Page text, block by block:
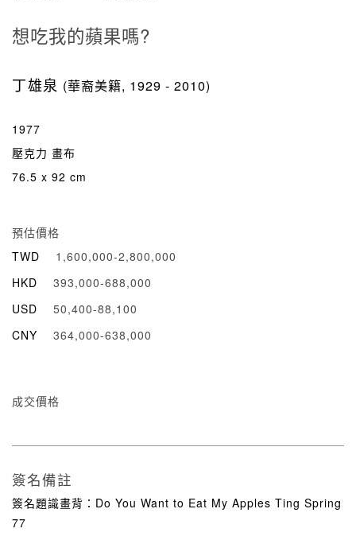
想吃我的蘋果嗎?
丁雄泉 (華裔美籍, 1929 - 2010)
1977
壓克力 畫布
76.5 x 92 cm
預估價格
TWD
1,600,000-2,800,000
HKD
393,000-688,000
USD
50,400-88,100
CNY
364,000-638,000
成交價格
簽名備註
簽名題識畫背：Do You Want to Eat My Apples Ting Spring
77